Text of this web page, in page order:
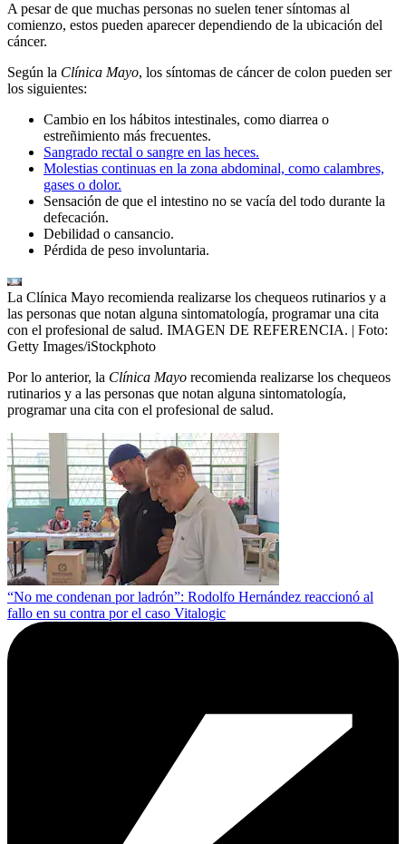
A pesar de que muchas personas no suelen tener síntomas al
comienzo, estos pueden aparecer dependiendo de la ubicación del
cáncer.
Según la Clínica Mayo, los síntomas de cáncer de colon pueden ser
los siguientes:
Cambio en los hábitos intestinales, como diarrea o
estreñimiento más frecuentes.
Sangrado rectal o sangre en las heces.
Molestias continuas en la zona abdominal, como calambres,
gases o dolor.
Sensación de que el intestino no se vacía del todo durante la
defecación.
Debilidad o cansancio.
Pérdida de peso involuntaria.
La Clínica Mayo recomienda realizarse los chequeos rutinarios y a
las personas que notan alguna sintomatología, programar una cita
con el profesional de salud. IMAGEN DE REFERENCIA. | Foto:
Getty Images/iStockphoto
Por lo anterior, la Clínica Mayo recomienda realizarse los chequeos
rutinarios y a las personas que notan alguna sintomatología,
programar una cita con el profesional de salud.
“No me condenan por ladrón”: Rodolfo Hernández reaccionó al
fallo en su contra por el caso Vitalogic